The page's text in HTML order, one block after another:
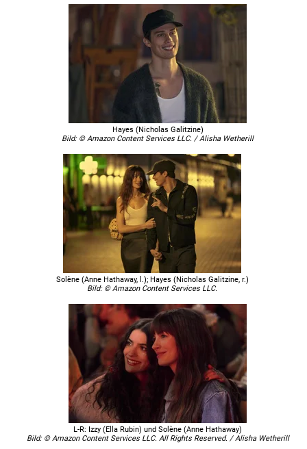
Hayes (Nicholas Galitzine)
Bild: © Amazon Content Services LLC. / Alisha Wetherill
Solène (Anne Hathaway, l.); Hayes (Nicholas Galitzine, r.)
Bild: © Amazon Content Services LLC.
L-R: Izzy (Ella Rubin) und Solène (Anne Hathaway)
Bild: © Amazon Content Services LLC. All Rights Reserved. / Alisha Wetherill